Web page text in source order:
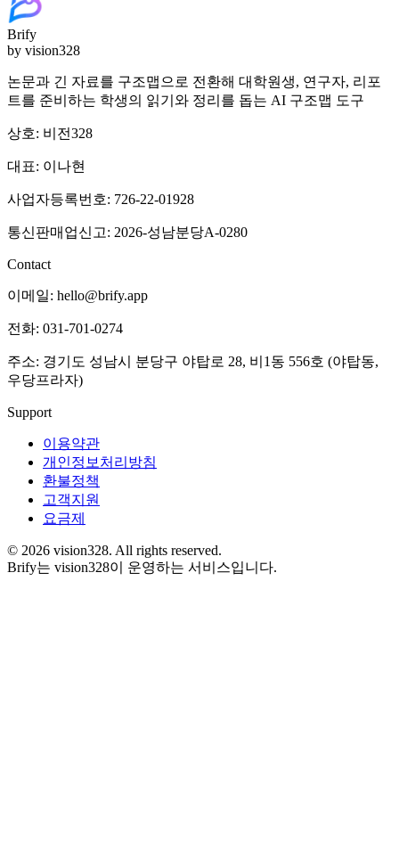
Brify
by vision328
논문과 긴 자료를 구조맵으로 전환해 대학원생, 연구자, 리포
트를 준비하는 학생의 읽기와 정리를 돕는 AI 구조맵 도구
상호: 비전328
대표: 이나현
사업자등록번호: 726-22-01928
통신판매업신고: 2026-성남분당A-0280
Contact
이메일: hello@brify.app
전화: 031-701-0274
주소: 경기도 성남시 분당구 야탑로 28, 비1동 556호 (야탑동,
우당프라자)
Support
이용약관
개인정보처리방침
환불정책
고객지원
요금제
© 2026 vision328. All rights reserved.
Brify는 vision328이 운영하는 서비스입니다.